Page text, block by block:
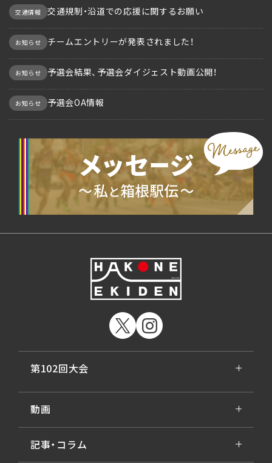
交通情報 交通規制・沿道での応援に関するお願い
お知らせ チームエントリーが発表されました！
お知らせ 予選会結果、予選会ダイジェスト動画公開！
お知らせ 予選会OA情報
第102回大会
動画
記事・コラム